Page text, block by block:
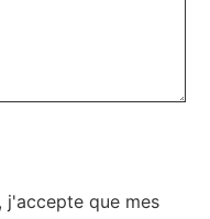
j'accepte que mes